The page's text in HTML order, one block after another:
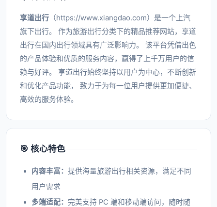
享道出行 （https://www.xiangdao.com）是一个上汽
旗下出行。 作为旅游出行分类下的精品推荐网站，享道
出行在国内出行领域具有广泛影响力。 该平台凭借出色
的产品体验和优质的服务内容，赢得了上千万用户的信
赖与好评。 享道出行始终坚持以用户为中心，不断创新
和优化产品功能， 致力于为每一位用户提供更加便捷、
高效的服务体验。
🎯 核心特色
内容丰富： 提供海量旅游出行相关资源，满足不同
用户需求
多端适配： 完美支持 PC 端和移动端访问，随时随